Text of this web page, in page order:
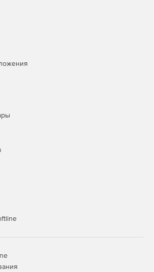
атак.
сервера.
единой консоли.
отображение и редактирование правил
статистики в режиме реального
и приоритизация данных о событиях